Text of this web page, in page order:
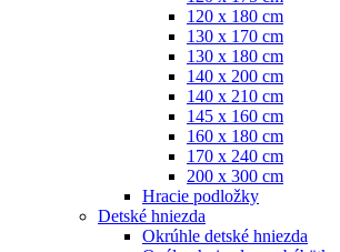
120 x 180 cm
130 x 170 cm
130 x 180 cm
140 x 200 cm
140 x 210 cm
145 x 160 cm
160 x 180 cm
170 x 240 cm
200 x 300 cm
Hracie podložky
Detské hniezda
Okrúhle detské hniezda